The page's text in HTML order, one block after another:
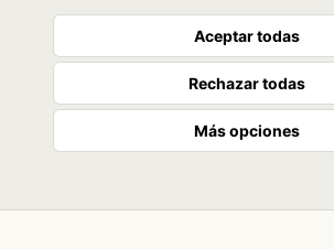
Aceptar todas
Rechazar todas
Más opciones